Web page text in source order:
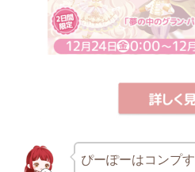
ぴーぽーはコンプ